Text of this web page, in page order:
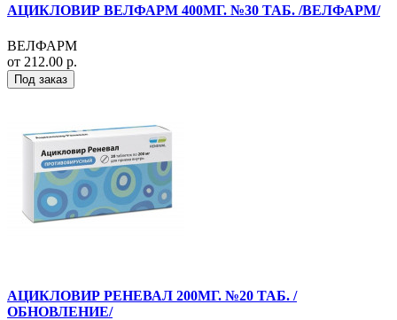
АЦИКЛОВИР ВЕЛФАРМ 400МГ. №30 ТАБ. /ВЕЛФАРМ/
ВЕЛФАРМ
от 212.00 р.
Под заказ
АЦИКЛОВИР РЕНЕВАЛ 200МГ. №20 ТАБ. /
ОБНОВЛЕНИЕ/